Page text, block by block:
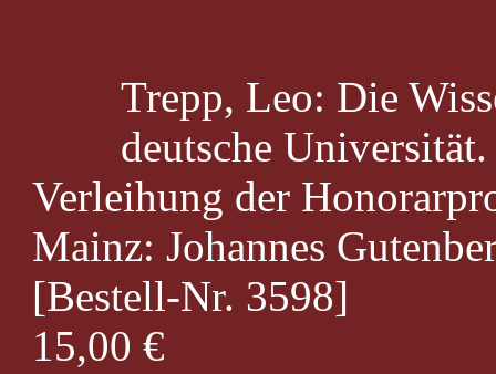
Trepp, Leo: Die
deutsche
Verleihung der
Mainz: Johannes
[Bestell-Nr. 3598]
15,00 €